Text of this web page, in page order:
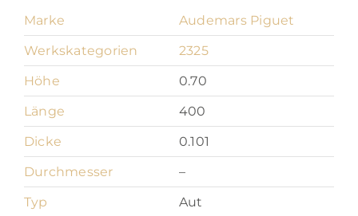
Marke
Audemars Piguet
Werkskategorien
2325
Höhe
0.70
Länge
400
Dicke
0.101
Durchmesser
–
Typ
Aut